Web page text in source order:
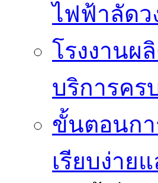
ไฟฟ้าลัดว
โรงงานผ
บริการคร
ขั้นตอนก
เรียบง่าย